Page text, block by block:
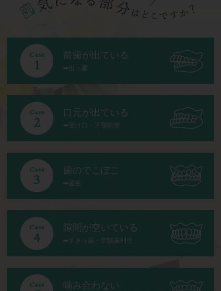
前歯が出ている
出っ歯
口元が出ている
受け口・下顎前突
歯のでこぼこ
叢生
隙間が空いている
すきっ歯・空隙歯列弓
噛み合わない